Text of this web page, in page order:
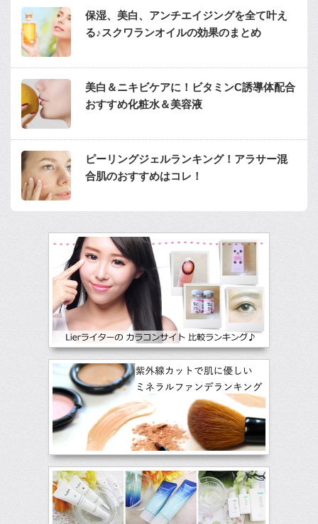
保湿、美白、アンチエイジングを全て叶え
る♪スクワランオイルの効果のまとめ
美白＆ニキビケアに！ビタミンC誘導体配合
おすすめ化粧水＆美容液
ピーリングジェルランキング！アラサー混
合肌のおすすめはコレ！